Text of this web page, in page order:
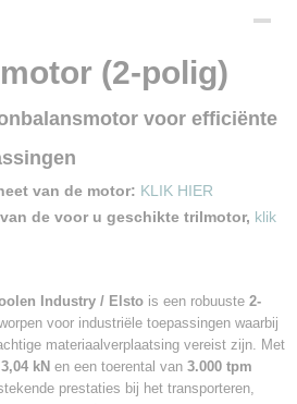
(2-polig)
voor efficiënte
van de motor: KLIK HIER
de voor u geschikte trilmotor, klik
Industry / Elsto is een robuuste 2-
voor industriële toepassingen waarbij
materiaalverplaatsing vereist zijn. Met
kN en een toerental van 3.000 tpm
prestaties bij het transporteren,